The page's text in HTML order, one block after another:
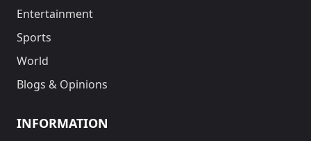
Entertainment
Sports
World
Blogs & Opinions
INFORMATION